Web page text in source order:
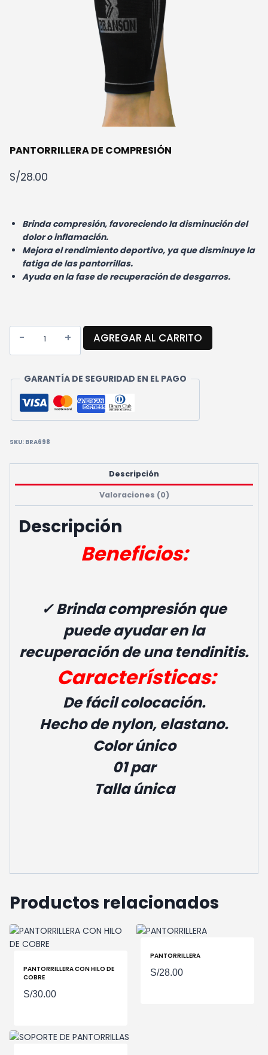
PANTORRILLERA DE COMPRESIÓN
S/28.00
Brinda compresión, favoreciendo la disminución del
dolor o inflamación.
Mejora el rendimiento deportivo, ya que disminuye la
fatiga de las pantorrillas.
Ayuda en la fase de recuperación de desgarros.
DE
COMPRESIÓN
AGREGAR AL CARRITO
GARANTÍA DE SEGURIDAD EN EL PAGO
SKU: BRA698
Descripción
Valoraciones (0)
Descripción
Beneficios:
✓Brinda compresión que
puede ayudar en la
recuperación de una tendinitis.
Características:
De fácil colocación.
Hecho de nylon, elastano.
Color único
01 par
Talla única
Productos relacionados
PANTORRILLERA CON HILO DE
COBRE
S/30.00
PANTORRILLERA
S/28.00